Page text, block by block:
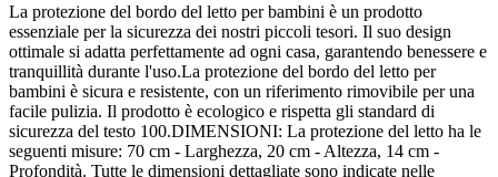
La protezione del bordo del letto per bambini è un prodotto
essenziale per la sicurezza dei nostri piccoli tesori. Il suo design
ottimale si adatta perfettamente ad ogni casa, garantendo benessere e
tranquillità durante l'uso.La protezione del bordo del letto per
bambini è sicura e resistente, con un riferimento rimovibile per una
facile pulizia. Il prodotto è ecologico e rispetta gli standard di
sicurezza del testo 100.DIMENSIONI: La protezione del letto ha le
seguenti misure: 70 cm - Larghezza, 20 cm - Altezza, 14 cm -
Profondità. Tutte le dimensioni dettagliate sono indicate nelle